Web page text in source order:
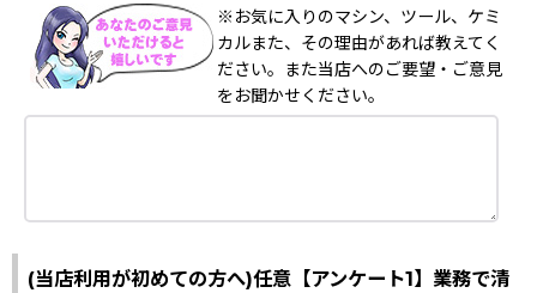
※お気に入りのマシン、ツール、ケミ
カルまた、その理由があれば教えてく
ださい。また当店へのご要望・ご意見
をお聞かせください。
(当店利用が初めての方へ)任意【アンケート1】業務で清